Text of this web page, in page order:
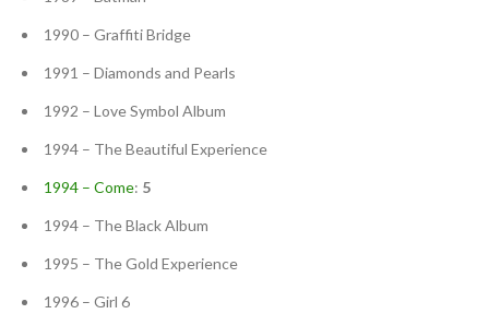
1990 – Graffiti Bridge
1991 – Diamonds and Pearls
1992 – Love Symbol Album
1994 – The Beautiful Experience
1994 – Come: 5
1994 – The Black Album
1995 – The Gold Experience
1996 – Girl 6